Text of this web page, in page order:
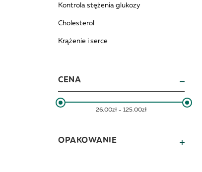
Kontrola stężenia glukozy
Cholesterol
Krążenie i serce
CENA
26.00zł - 125.00zł
OPAKOWANIE